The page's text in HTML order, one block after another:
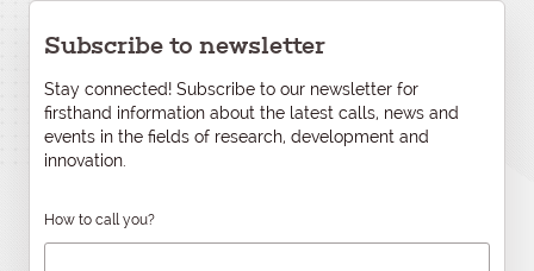
Subscribe to newsletter
Stay connected! Subscribe to our newsletter for
firsthand information about the latest calls, news and
events in the fields of research, development and
innovation.
How to call you?